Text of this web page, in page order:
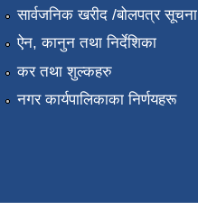
सार्वजनिक खरीद /बोलपत्र सूचना
ऐन, कानुन तथा निर्देशिका
कर तथा शुल्कहरु
नगर कार्यपालिकाका निर्णयहरू